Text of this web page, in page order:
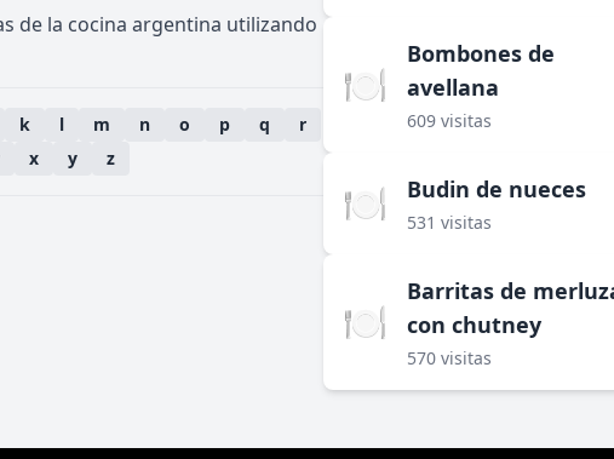
de la cocina argentina utilizando
k l m n o p q
r
x y z
🍽️
Bombones de
avellana
609 visitas
🍽️ Budin de nueces
531 visitas
🍽️
Barritas de
con chutney
570 visitas